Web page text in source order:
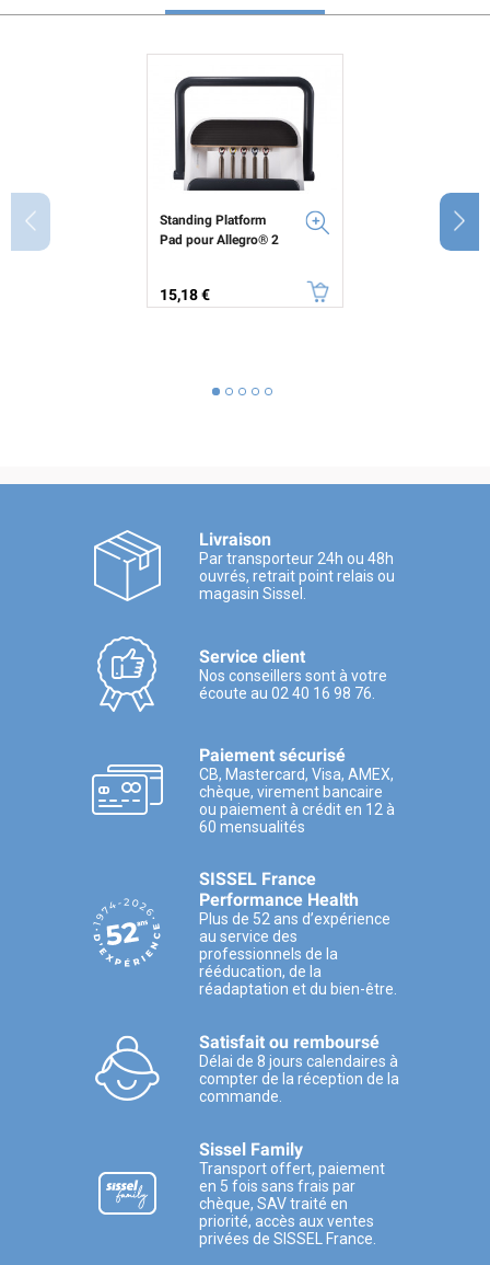
Standing Platform
Pad pour Allegro® 2
Prix
15,18 €
Livraison
Par transporteur 24h ou 48h
ouvrés, retrait point relais ou
magasin Sissel.
Service client
Nos conseillers sont à votre
écoute au 02 40 16 98 76.
Paiement sécurisé
CB, Mastercard, Visa, AMEX,
chèque, virement bancaire
ou paiement à crédit en 12 à
60 mensualités
SISSEL France
Performance Health
Plus de 52 ans d’expérience
au service des
professionnels de la
rééducation, de la
réadaptation et du bien-être.
Satisfait ou remboursé
Délai de 8 jours calendaires à
compter de la réception de la
commande.
Sissel Family
Transport offert, paiement
en 5 fois sans frais par
chèque, SAV traité en
priorité, accès aux ventes
privées de SISSEL France.